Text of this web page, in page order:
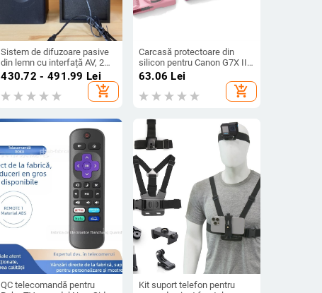
Sistem de difuzoare pasive
din lemn cu interfață AV, 2
canale
430.72 - 491.99 Lei
add_shopping_cart
Carcasă protectoare din
silicon pentru Canon G7X III
– Runzhe husă moale, anti
zgârietură și anti-cădere,
include husă siliconică și
63.06 Lei
add_shopping_cart
QC telecomandă pentru
Kit suport telefon pentru